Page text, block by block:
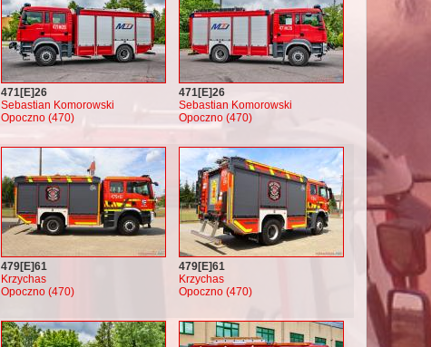
471[E]26
Sebastian Komorowski
Opoczno (470)
471[E]26
Sebastian Komorowski
Opoczno (470)
479[E]61
Krzychas
Opoczno (470)
479[E]61
Krzychas
Opoczno (470)